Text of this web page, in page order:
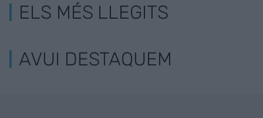
ELS MÉS LLEGITS
AVUI DESTAQUEM